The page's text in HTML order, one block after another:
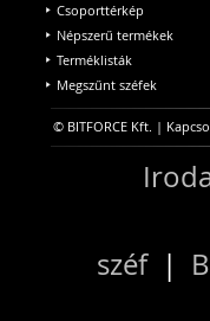
Csoporttérkép
Népszerű termékek
Terméklisták
Megszűnt széfek
© BITFORCE Kft. |
széf|